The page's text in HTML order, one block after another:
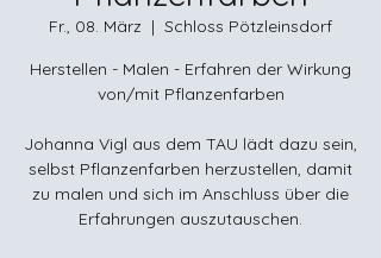
Fr., 08. März
  |
Schloss Pötzleinsdorf
Herstellen - Malen - Erfahren der Wirkung
von/mit Pflanzenfarben
Johanna Vigl aus dem TAU lädt dazu sein,
selbst Pflanzenfarben herzustellen, damit
zu malen und sich im Anschluss über die
Erfahrungen auszutauschen.